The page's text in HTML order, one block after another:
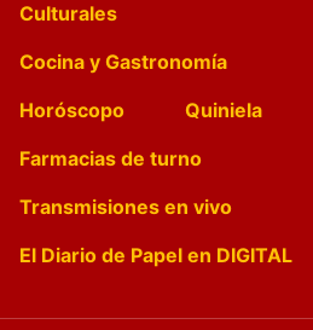
Culturales
Cocina y Gastronomía
Horóscopo
Quiniela
Farmacias de turno
Transmisiones en vivo
El Diario de Papel en DIGITAL